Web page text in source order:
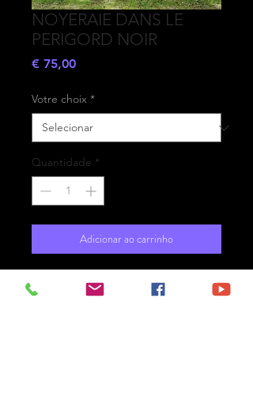
NOYERAIE DANS LE
PERIGORD NOIR
€ 75,00Preço
Votre choix *
Quantidade *
Adicionar ao carrinho
- Printed on high-quality matte
paper Fine Art Prestige Hahnemühle